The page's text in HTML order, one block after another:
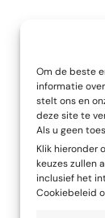
Om de beste
informatie
stelt ons en
deze site te
Als u geen
Klik hieronder
keuzes zullen
inclusief het
Cookiebeleid